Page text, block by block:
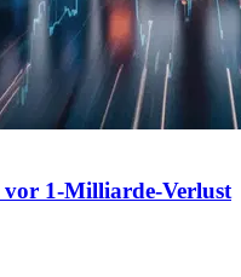
1-Milliarde-Verlust